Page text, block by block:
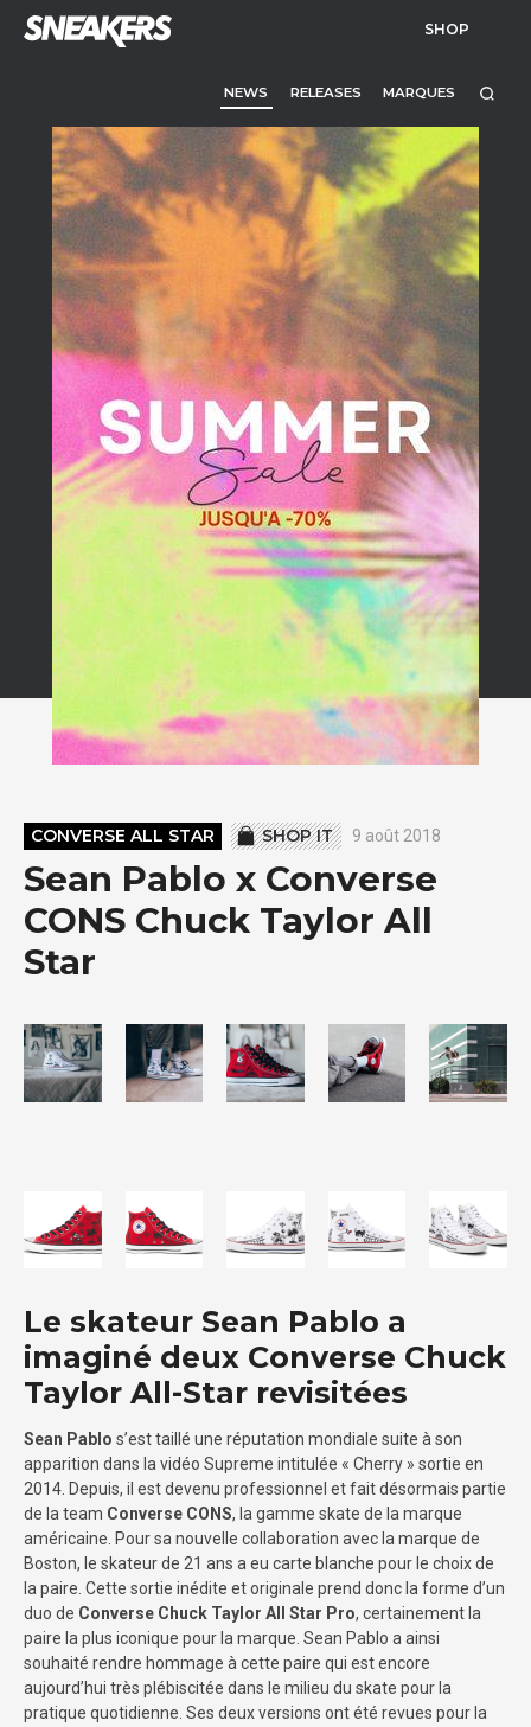
SHOP
NEWS RELEASES MARQUES
CONVERSE ALL STAR SHOP IT 9 août 2018
Sean Pablo x Converse
CONS Chuck Taylor All
Star
Le skateur Sean Pablo a
imaginé deux Converse Chuck
Taylor All-Star revisitées
Sean Pablo s’est taillé une réputation mondiale suite à son
apparition dans la vidéo Supreme intitulée « Cherry » sortie en
2014. Depuis, il est devenu professionnel et fait désormais partie
de la team Converse CONS, la gamme skate de la marque
américaine. Pour sa nouvelle collaboration avec la marque de
Boston, le skateur de 21 ans a eu carte blanche pour le choix de
la paire. Cette sortie inédite et originale prend donc la forme d’un
duo de Converse Chuck Taylor All Star Pro, certainement la
paire la plus iconique pour la marque. Sean Pablo a ainsi
souhaité rendre hommage à cette paire qui est encore
aujourd’hui très plébiscitée dans le milieu du skate pour la
pratique quotidienne. Ses deux versions ont été revues pour la